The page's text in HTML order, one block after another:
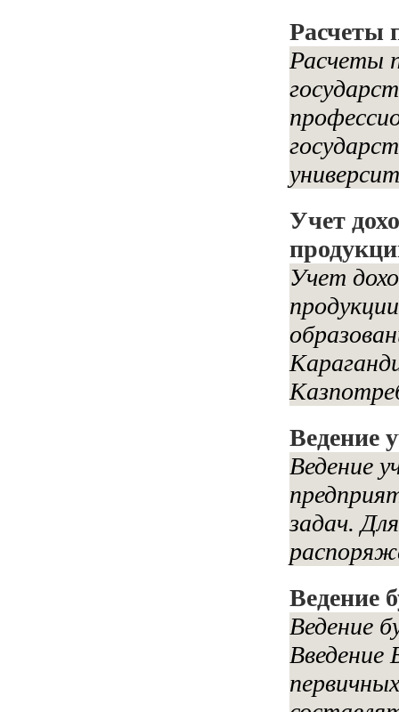
Расчеты
Расчеты
Учет
Учет
Ведение
Ведение
задач.
Ведение
Ведение
Введение